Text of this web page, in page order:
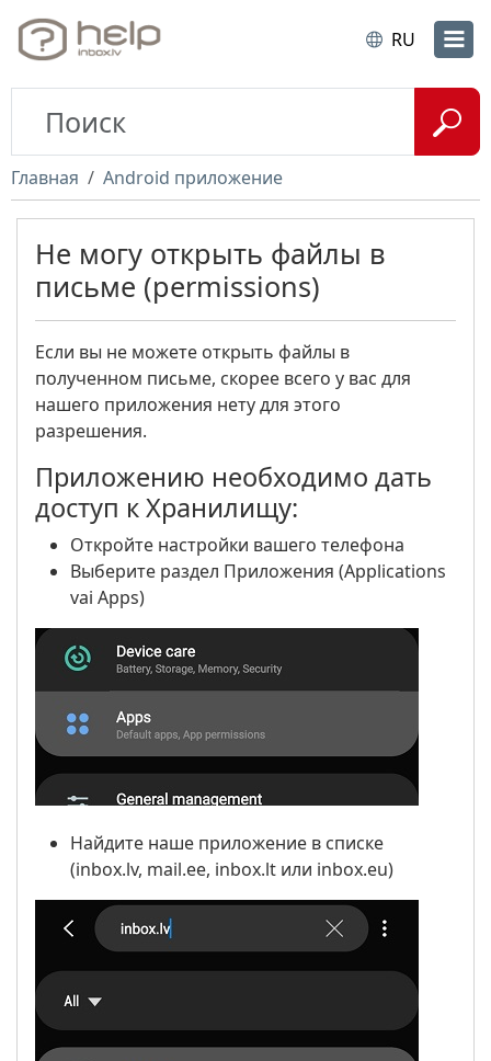
RU
Главная Android приложение
Не могу открыть файлы в
письме (permissions)
Если вы не можете открыть файлы в
полученном письме, скорее всего у вас для
нашего приложения нету для этого
разрешения.
Приложению необходимо дать
доступ к Хранилищу:
Откройте настройки вашего телефона
Выберите раздел Приложения (Applications
vai Apps)
Найдите наше приложение в списке
(inbox.lv, mail.ee, inbox.lt или inbox.eu)